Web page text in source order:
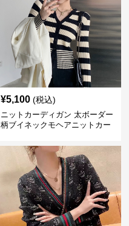
¥5,100 (税込)
ニットカーディガン 太ボーダー
柄ブイネックモヘアニットカー